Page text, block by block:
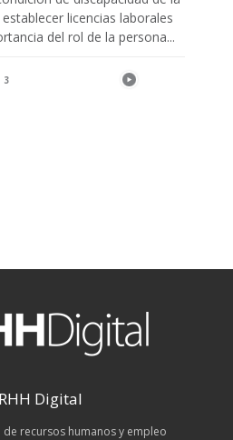
licencias laborales
del rol de la persona...
3
Digital
recursos humanos y empleo